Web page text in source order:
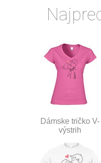
Dámske tričko V-
výstrih